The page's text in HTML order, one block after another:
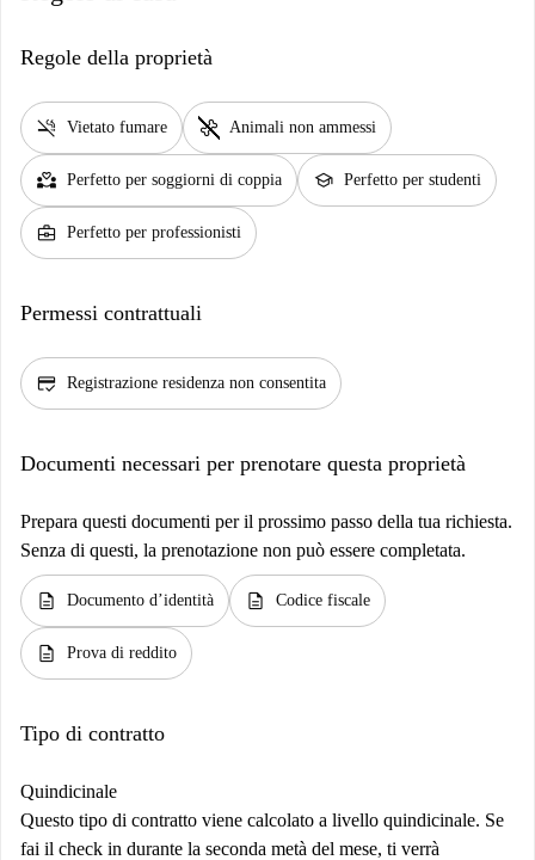
Regole della proprietà
smoke_free Vietato fumare pet_supplies Animali non ammessi
partner_heart Perfetto per soggiorni di coppia school Perfetto per studenti
business_center Perfetto per professionisti
Permessi contrattuali
credit_score Registrazione residenza non consentita
Documenti necessari per prenotare questa proprietà
Prepara questi documenti per il prossimo passo della tua richiesta.
Senza di questi, la prenotazione non può essere completata.
description Documento d’identità description Codice fiscale
description Prova di reddito
Tipo di contratto
Quindicinale
Questo tipo di contratto viene calcolato a livello quindicinale. Se
fai il check in durante la seconda metà del mese, ti verrà